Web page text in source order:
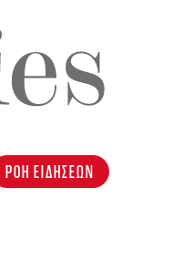
ΡΟΗ ΕΙΔΗΣΕΩΝ